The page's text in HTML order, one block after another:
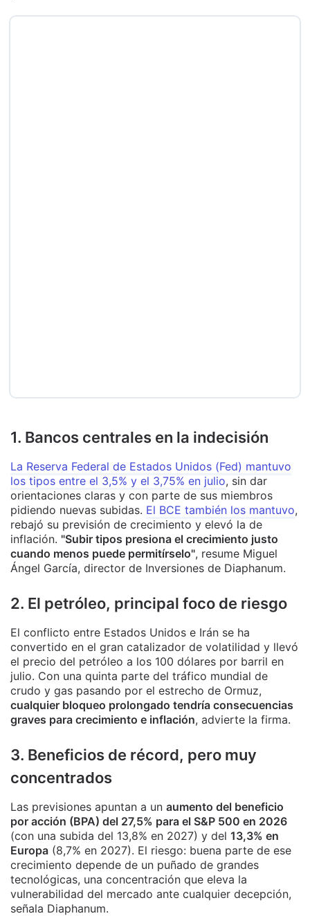
1. Bancos centrales en la indecisión
La Reserva Federal de Estados Unidos (Fed) mantuvo
los tipos entre el 3,5% y el 3,75% en julio, sin dar
orientaciones claras y con parte de sus miembros
pidiendo nuevas subidas. El BCE también los mantuvo,
rebajó su previsión de crecimiento y elevó la de
inflación. "Subir tipos presiona el crecimiento justo
cuando menos puede permitírselo", resume Miguel
Ángel García, director de Inversiones de Diaphanum.
2. El petróleo, principal foco de riesgo
El conflicto entre Estados Unidos e Irán se ha
convertido en el gran catalizador de volatilidad y llevó
el precio del petróleo a los 100 dólares por barril en
julio. Con una quinta parte del tráfico mundial de
crudo y gas pasando por el estrecho de Ormuz,
cualquier bloqueo prolongado tendría consecuencias
graves para crecimiento e inflación, advierte la firma.
3. Beneficios de récord, pero muy
concentrados
Las previsiones apuntan a un aumento del beneficio
por acción (BPA) del 27,5% para el S&P 500 en 2026
(con una subida del 13,8% en 2027) y del 13,3% en
Europa (8,7% en 2027). El riesgo: buena parte de ese
crecimiento depende de un puñado de grandes
tecnológicas, una concentración que eleva la
vulnerabilidad del mercado ante cualquier decepción,
señala Diaphanum.